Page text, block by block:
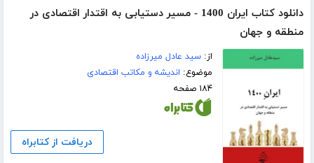
دانلود کتاب ایران 1400 - مسیر دستیابی به اقتدار اقتصادی در
منطقه و جهان
از:سید عادل میرزاده
موضوع: اندیشه و مکاتب اقتصادی
۱۸۴ صفحه
دریافت از کتابراه